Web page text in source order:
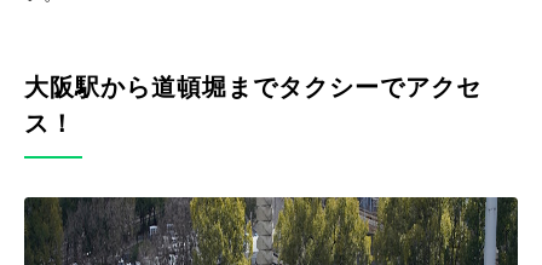
大阪駅から道頓堀までタクシーでアクセ
ス！